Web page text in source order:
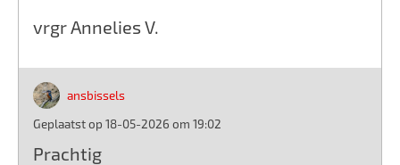
vrgr Annelies V.
ansbissels
Geplaatst op 18-05-2026 om 19:02
Prachtig